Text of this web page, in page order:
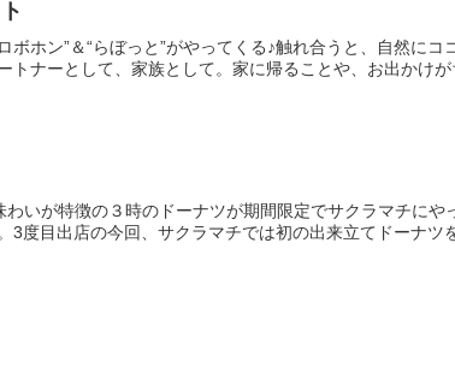
ボホン”＆“らぼっと”がやってくる♪触れ合うと、自然に
トナーとして、家族として。家に帰ることや、お出かけが
わいが特徴の３時のドーナツが期間限定でサクラマチに
3度目出店の今回、サクラマチでは初の出来立てドーナツ